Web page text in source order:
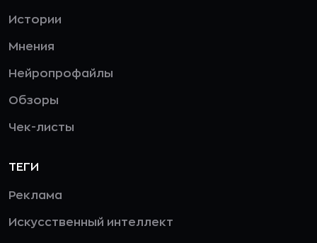
Истории
Мнения
Нейропрофайлы
Обзоры
Чек-листы
ТЕГИ
Реклама
Искусственный интеллект